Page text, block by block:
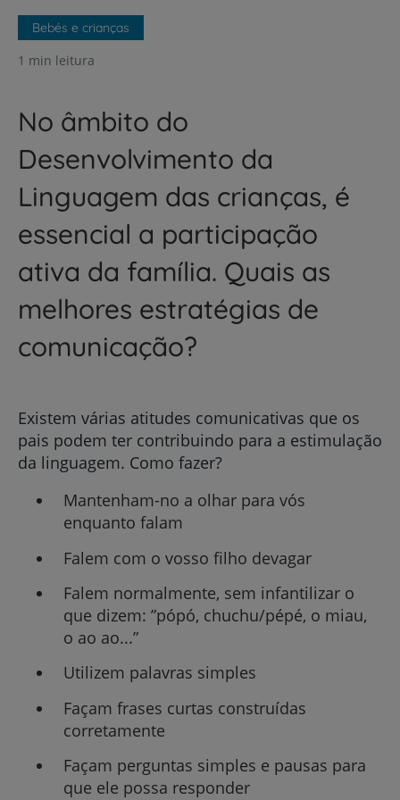
Bebés e crianças
1 min leitura
No âmbito do
Desenvolvimento da
Linguagem das crianças, é
essencial a participação
ativa da família. Quais as
melhores estratégias de
comunicação?
Existem várias atitudes comunicativas que os
pais podem ter contribuindo para a estimulação
da linguagem. Como fazer?
Mantenham-no a olhar para vós
enquanto falam
Falem com o vosso filho devagar
Falem normalmente, sem infantilizar o
que dizem: ”pópó, chuchu/pépé, o miau,
o ao ao...”
Utilizem palavras simples
Façam frases curtas construídas
corretamente
Façam perguntas simples e pausas para
que ele possa responder